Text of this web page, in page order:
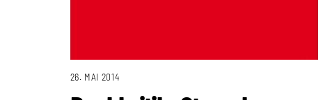
26. MAI 2014